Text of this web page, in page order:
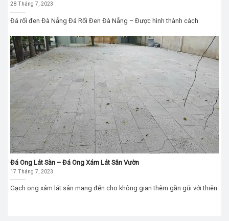
28 Tháng 7, 2023
Đá rối đen Đà Nẵng Đá Rối Đen Đà Nẵng – Được hình thành cách
Đá Ong Lát Sàn – Đá Ong Xám Lát Sân Vườn
17 Tháng 7, 2023
Gạch ong xám lát sân mang đến cho không gian thêm gần gũi với thiên